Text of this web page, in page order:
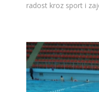
radost kroz sport i